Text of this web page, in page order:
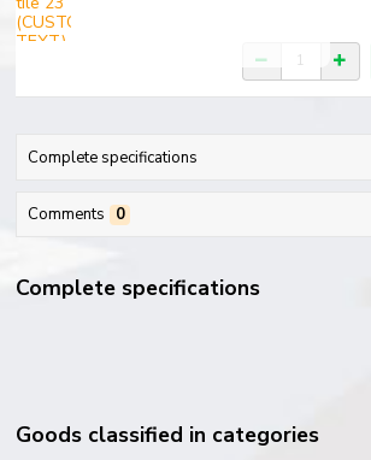
Complete specifications
Comments 0
Complete specifications
Goods classified in categories